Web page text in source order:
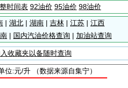
时间表 92油价 95油价 98油价
| 湖北 | 湖南 | 吉林 | 江苏 | 江西
| 国内汽油价格查询 | 加油站查询
收藏夹以备随时查询
:元/升 （数据来源自集宁）